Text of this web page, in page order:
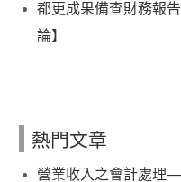
都更成果備查財務報
論】
熱門文章
營業收入之會計處理